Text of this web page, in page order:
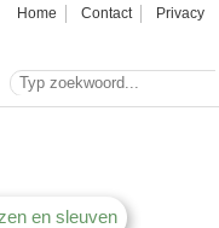
Home Contact Privacy
en sleuven